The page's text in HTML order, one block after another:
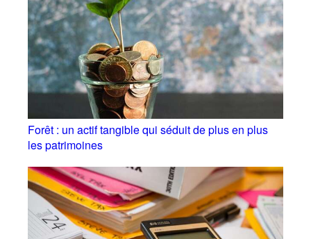
Forêt : un actif tangible qui séduit de plus en plus
les patrimoines